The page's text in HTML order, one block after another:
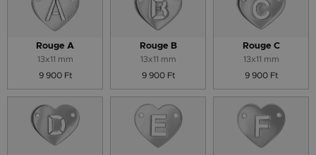
Rouge A
13x11 mm
9 900 Ft
Rouge B
13x11 mm
9 900 Ft
Rouge C
13x11 mm
9 900 Ft